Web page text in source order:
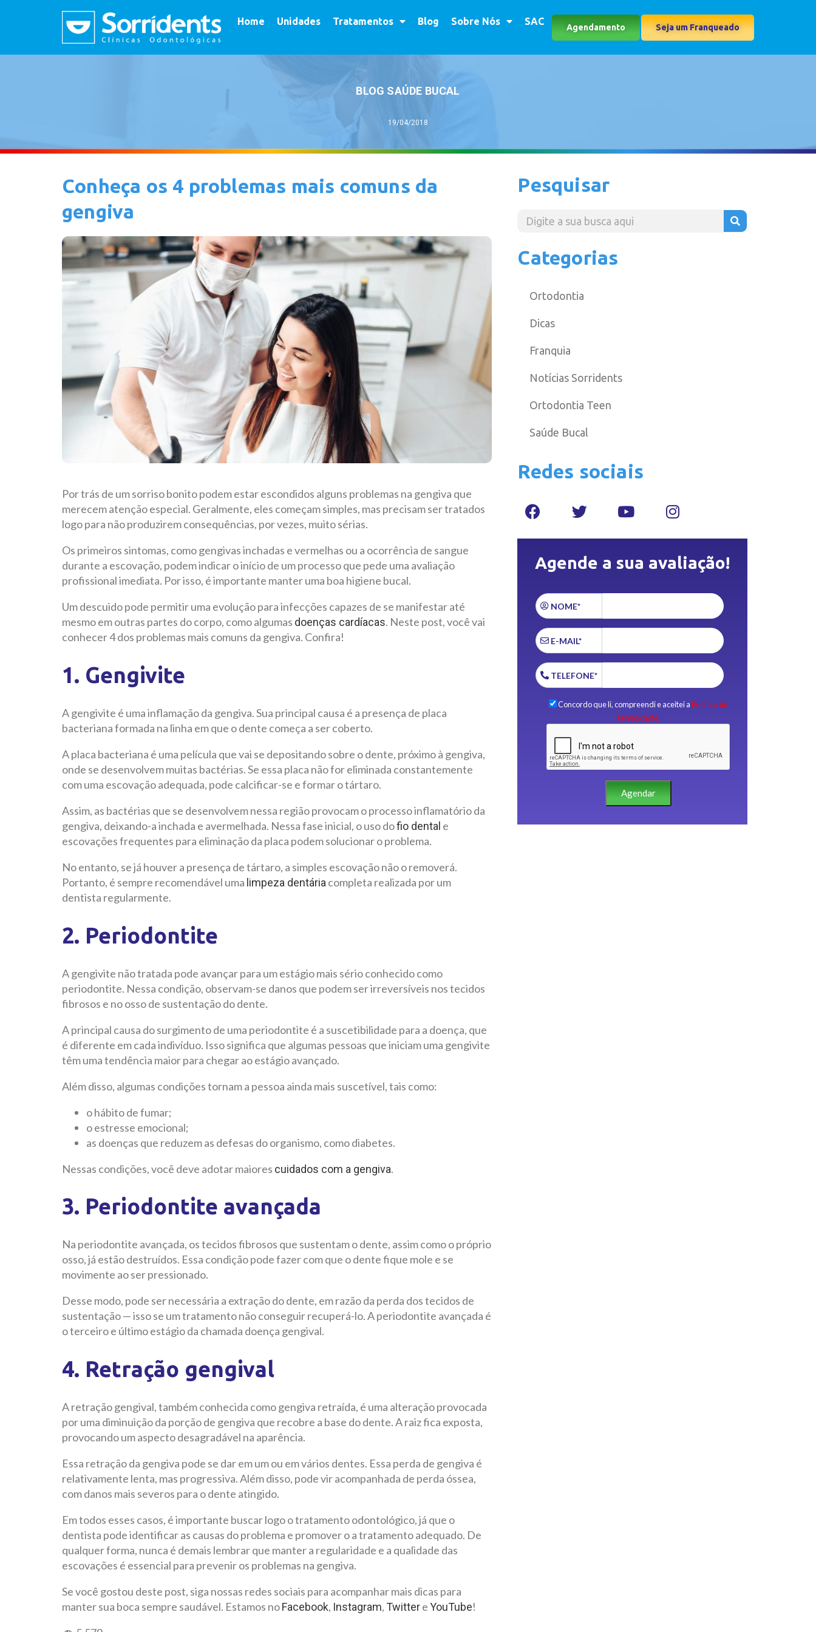
Home Unidades Tratamentos Blog Sobre Nós SAC
Agendamento Seja um Franqueado
BLOG SAÚDE BUCAL
19/04/2018
Conheça os 4 problemas mais comuns da
gengiva
Por trás de um sorriso bonito podem estar escondidos alguns problemas na gengiva que
merecem atenção especial. Geralmente, eles começam simples, mas precisam ser tratados
logo para não produzirem consequências, por vezes, muito sérias.
Os primeiros sintomas, como gengivas inchadas e vermelhas ou a ocorrência de sangue
durante a escovação, podem indicar o início de um processo que pede uma avaliação
profissional imediata. Por isso, é importante manter uma boa higiene bucal.
Um descuido pode permitir uma evolução para infecções capazes de se manifestar até
mesmo em outras partes do corpo, como algumas doenças cardíacas. Neste post, você vai
conhecer 4 dos problemas mais comuns da gengiva. Confira!
1. Gengivite
A gengivite é uma inflamação da gengiva. Sua principal causa é a presença de placa
bacteriana formada na linha em que o dente começa a ser coberto.
A placa bacteriana é uma película que vai se depositando sobre o dente, próximo à gengiva,
onde se desenvolvem muitas bactérias. Se essa placa não for eliminada constantemente
com uma escovação adequada, pode calcificar-se e formar o tártaro.
Assim, as bactérias que se desenvolvem nessa região provocam o processo inflamatório da
gengiva, deixando-a inchada e avermelhada. Nessa fase inicial, o uso dofio dental e
escovações frequentes para eliminação da placa podem solucionar o problema.
No entanto, se já houver a presença de tártaro, a simples escovação não o removerá.
Portanto, é sempre recomendável uma limpeza dentária completa realizada por um
dentista regularmente.
2. Periodontite
A gengivite não tratada pode avançar para um estágio mais sério conhecido como
periodontite. Nessa condição, observam-se danos que podem ser irreversíveis nos tecidos
fibrosos e no osso de sustentação do dente.
A principal causa do surgimento de uma periodontite é a suscetibilidade para a doença, que
é diferente em cada indivíduo. Isso significa que algumas pessoas que iniciam uma gengivite
têm uma tendência maior para chegar ao estágio avançado.
Além disso, algumas condições tornam a pessoa ainda mais suscetível, tais como:
o hábito de fumar;
o estresse emocional;
as doenças que reduzem as defesas do organismo, como diabetes.
Nessas condições, você deve adotar maiores cuidados com a gengiva.
3. Periodontite avançada
Na periodontite avançada, os tecidos fibrosos que sustentam o dente, assim como o próprio
osso, já estão destruídos. Essa condição pode fazer com que o dente fique mole e se
movimente ao ser pressionado.
Desse modo, pode ser necessária a extração do dente, em razão da perda dos tecidos de
sustentação — isso se um tratamento não conseguir recuperá-lo. A periodontite avançada é
o terceiro e último estágio da chamada doença gengival.
4. Retração gengival
A retração gengival, também conhecida como gengiva retraída, é uma alteração provocada
por uma diminuição da porção de gengiva que recobre a base do dente. A raiz fica exposta,
provocando um aspecto desagradável na aparência.
Essa retração da gengiva pode se dar em um ou em vários dentes. Essa perda de gengiva é
relativamente lenta, mas progressiva. Além disso, pode vir acompanhada de perda óssea,
com danos mais severos para o dente atingido.
Em todos esses casos, é importante buscar logo o tratamento odontológico, já que o
dentista pode identificar as causas do problema e promover o a tratamento adequado. De
qualquer forma, nunca é demais lembrar que manter a regularidade e a qualidade das
escovações é essencial para prevenir os problemas na gengiva.
Se você gostou deste post, siga nossas redes sociais para acompanhar mais dicas para
manter sua boca sempre saudável. Estamos noFacebook, Instagram, TwittereYouTube!
Pesquisar
Categorias
Ortodontia
Dicas
Franquia
Notícias Sorridents
Ortodontia Teen
Saúde Bucal
Redes sociais
Agende a sua avaliação!
NOME*
E-MAIL*
TELEFONE*
Concordo que li, compreendi e aceitei aPolítica de
Privacidade.
Agendar